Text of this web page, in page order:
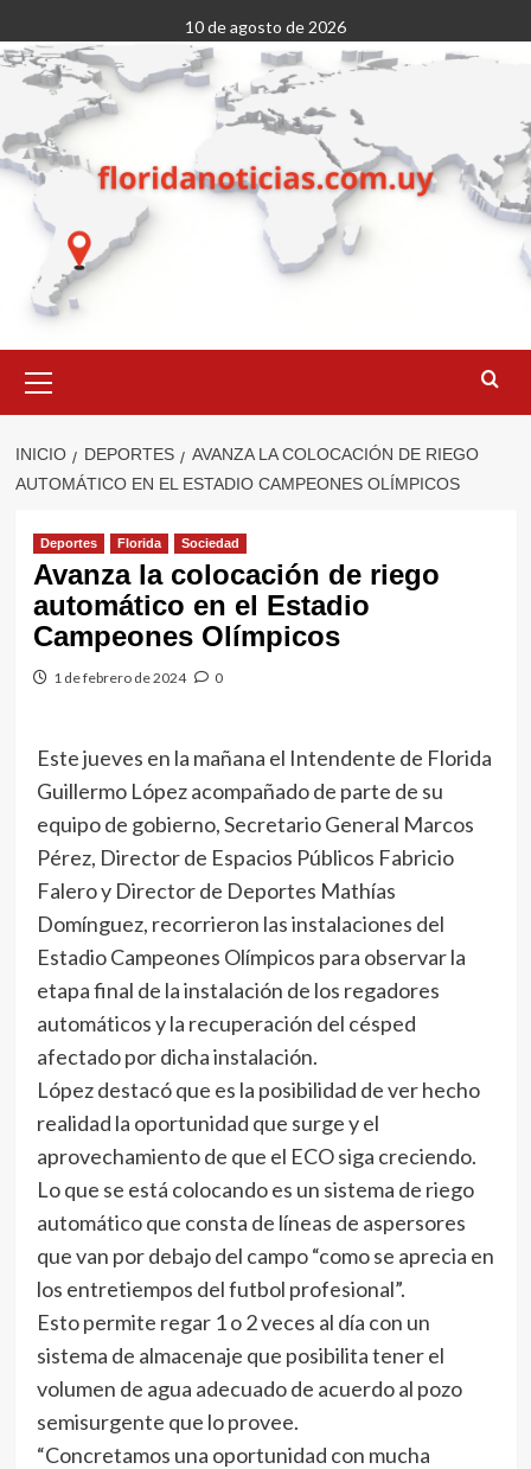
al
contenido
10 de agosto de 2026
primario
INICIO DEPORTES
AVANZA LA COLOCACIÓN DE RIEGO
AUTOMÁTICO EN EL ESTADIO CAMPEONES OLÍMPICOS
Deportes Florida Sociedad
Avanza la colocación de riego
automático en el Estadio
Campeones Olímpicos
1 de febrero de 2024 0
Este jueves en la mañana el Intendente de Florida
Guillermo López acompañado de parte de su
equipo de gobierno, Secretario General Marcos
Pérez, Director de Espacios Públicos Fabricio
Falero y Director de Deportes Mathías
Domínguez, recorrieron las instalaciones del
Estadio Campeones Olímpicos para observar la
etapa final de la instalación de los regadores
automáticos y la recuperación del césped
afectado por dicha instalación.
López destacó que es la posibilidad de ver hecho
realidad la oportunidad que surge y el
aprovechamiento de que el ECO siga creciendo.
Lo que se está colocando es un sistema de riego
automático que consta de líneas de aspersores
que van por debajo del campo “como se aprecia en
los entretiempos del futbol profesional”.
Esto permite regar 1 o 2 veces al día con un
sistema de almacenaje que posibilita tener el
volumen de agua adecuado de acuerdo al pozo
semisurgente que lo provee.
“Concretamos una oportunidad con mucha